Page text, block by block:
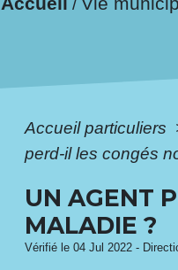
/
Accueil particuliers
perd-il les congés
UN AGENT
MALADIE ?
Vérifié le 04 Jul 2022 -